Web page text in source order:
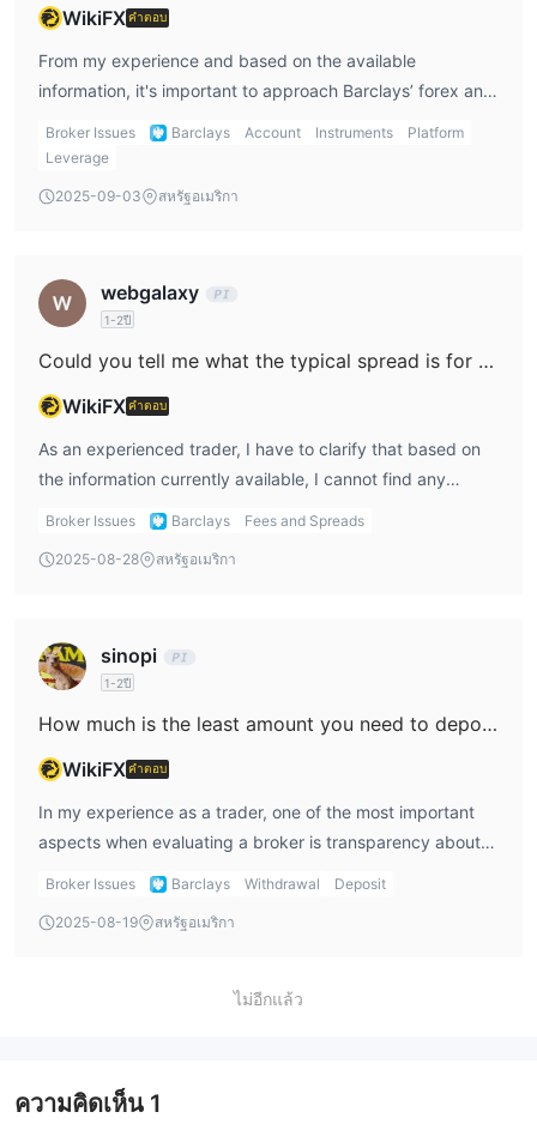
best. There is no mention in the provided context of
support for funding through cryptocurrencies such as
Bitcoin or USDT. In my experience, reputable and well-
supported deposit methods transparently, and any
through cryptocurrencies, while increasingly popular
exposure to price volatility, and, crucially, anonymity that
can complicate recovery if issues arise. Given the high-risk
flags, lack of regulation, and user reports of withdrawal
crypto or otherwise—without clear, verifiable information
and robust regulatory oversight. Always prioritize safety
and full transparency.
WikiFXคำตอบ
From my experience and based on the available
information, it's important to approach Barclays’ forex and
trading services with notable caution, especially regarding
account types. Unlike many brokers that clearly outline
Barclays’ presentation of distinct trading accounts to be
banking, foreign exchange, and fund management—
rather than retail forex trading accounts for individuals.
What stands out for me, and should be a decisive factor
for any trader, is that Barclays in Japan operates without
formal regulatory oversight. Reliable regulation is crucial
because it helps safeguard client funds and establish a
standard of accountability. Without such oversight, there’s
an elevated risk, regardless of the account type you might
details significant difficulties with withdrawals and
as someone who prioritizes fund safety and transparent
conditions, I have to note that the comparative analysis of
account types at Barclays is fundamentally undermined
For me, this means I cannot confidently recommend any
account structure they may advertise until both
transparency and regulatory oversight improve.
Broker Issues Barclays Account Instruments
Platform
Leverage
2025-09-03 สหรัฐอเมริกา
webgalaxy
1-2ปี
Could you tell me what the typical spread is for EUR/USD when trading on a standard Barclays account?
WikiFXคำตอบ
As an experienced trader, I have to clarify that based on
the information currently available, I cannot find any
definitive or transparent details regarding the typical
my personal review of the broker, this lack of clear
publish their spreads, particularly for a widely traded pair
like EUR/USD, because spreads directly impact every
trader’s bottom line. However, the context here shows that
several warning signs such as a suspicious regulatory
license and high potential risk. In my trading career, I have
learned firsthand that regulatory oversight is a critical
regulation and does not provide basic trading condition
details like spread ranges, it becomes very difficult for me
information means I cannot accurately assess the cost of
would advise anyone to be wary and demand full
Broker Issues Barclays Fees and Spreads
2025-08-28 สหรัฐอเมริกา
sinopi
1-2ปี
How much is the least amount you need to deposit to start a live trading account at Barclays?
WikiFXคำตอบ
In my experience as a trader, one of the most important
aspects when evaluating a broker is transparency about
funding requirements and clear, reliable information on
available, there is no official or clear indication of the
The lack of this detail itself raises some concerns for me.
trustworthiness. From a risk management perspective,
Broker Issues Barclays Withdrawal Deposit
2025-08-19 สหรัฐอเมริกา
ไม่อีกแล้ว
ความคิดเห็น 1